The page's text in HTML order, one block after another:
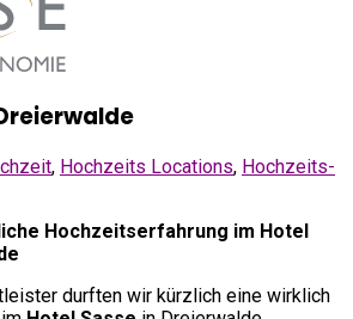
, Hochzeits Locations, Hochzeits-
Hochzeitserfahrung im Hotel
durften wir kürzlich eine wirklich